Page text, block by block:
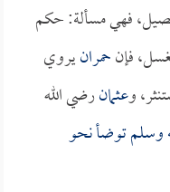
فهي مسألة: حكم
فإنحمرانيروي
وعثمانرضي الله
وسلم توضأ نحو